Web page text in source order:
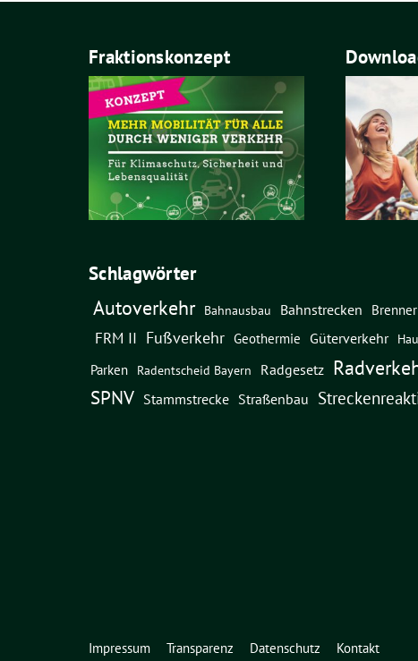
Fraktionskonzept
Schlagwörter
Autoverkehr Bahnausbau Bahnstrecken Brenner
FRM II Fußverkehr Geothermie Güterverkehr
Parken
Radentscheid Bayern Radgesetz
SPNV Stammstrecke Straßenbau
Impressum Transparenz Datenschutz Kontakt